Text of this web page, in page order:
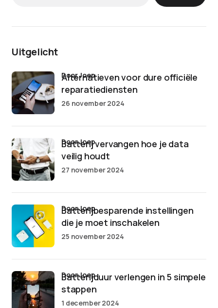
Uitgelicht
Alternatieven voor dure officiële
reparatiediensten
door Joep
26 november 2024
Batterij vervangen hoe je data
veilig houdt
door Joep
27 november 2024
Batterijbesparende instellingen
die je moet inschakelen
door Joep
25 november 2024
Batterijduur verlengen in 5 simpele
stappen
door Joep
1 december 2024